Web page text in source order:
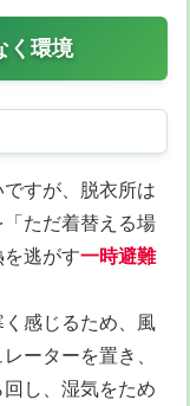
く環境
すが、脱衣所は
ただ着替える場
逃がす一時避難
感じるため、風
ーターを置き、
し、湿気をため